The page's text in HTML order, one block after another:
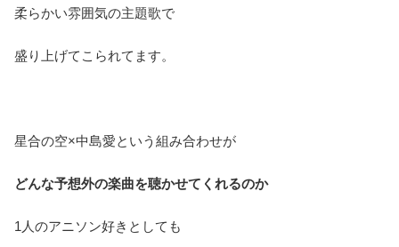
柔らかい雰囲気の主題歌で
盛り上げてこられてます。
星合の空×中島愛という組み合わせが
どんな予想外の楽曲を聴かせてくれるのか
1人のアニソン好きとしても